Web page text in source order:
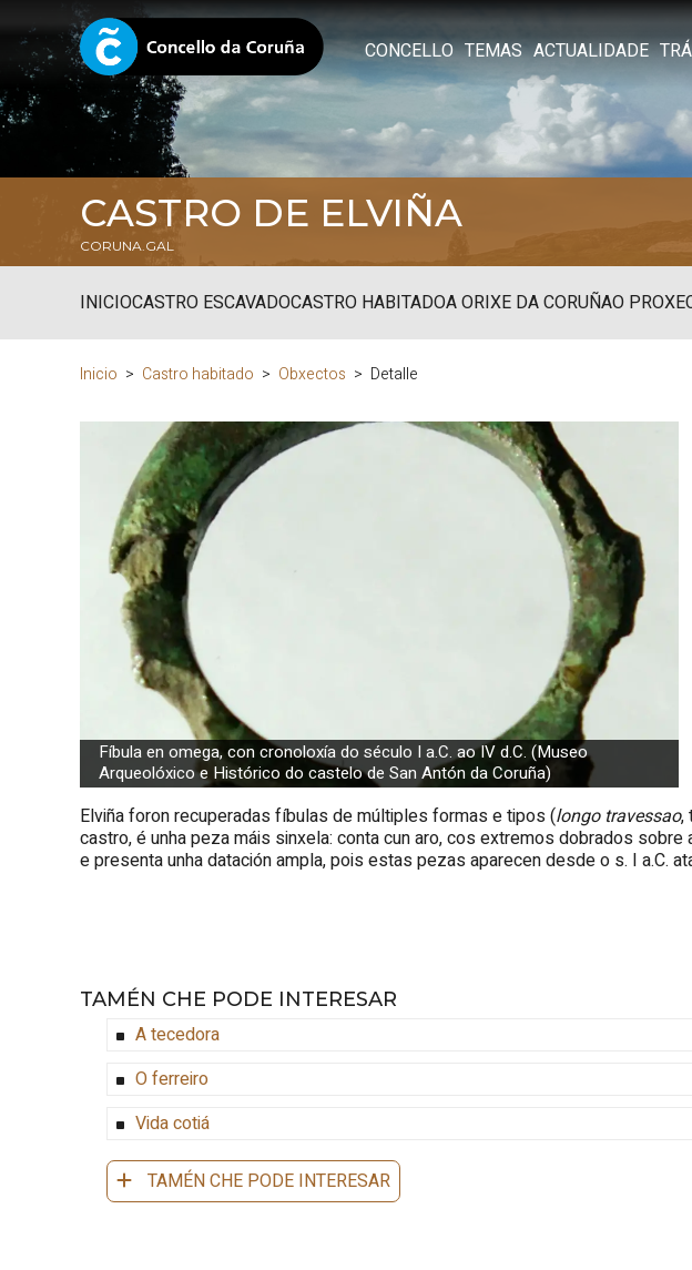
CONCELLO TEMAS ACTUALIDADE
CASTRO DE ELVIÑA
CORUNA.GAL
INICIOCASTRO ESCAVADOCASTRO HABITADOA ORIXE DA CORUÑAO
Inicio Castro habitado Obxectos Detalle
Fíbula en omega, con cronoloxía do século I a.C. ao IV d.C. (Museo
Arqueolóxico e Histórico do castelo de San Antón da Coruña)
Elviña foron recuperadas fíbulas de múltiples formas e tipos (longo travessao,
castro, é unha peza máis sinxela: conta cun aro, cos extremos dobrados
e presenta unha datación ampla, pois estas pezas aparecen desde o s. I a.C.
TAMÉN CHE PODE INTERESAR
A tecedora
O ferreiro
Vida cotiá
TAMÉN CHE PODE INTERESAR